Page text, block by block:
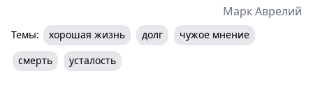
Марк Аврелий
Темы: хорошая жизнь долг
чужое мнение
смерть
усталость